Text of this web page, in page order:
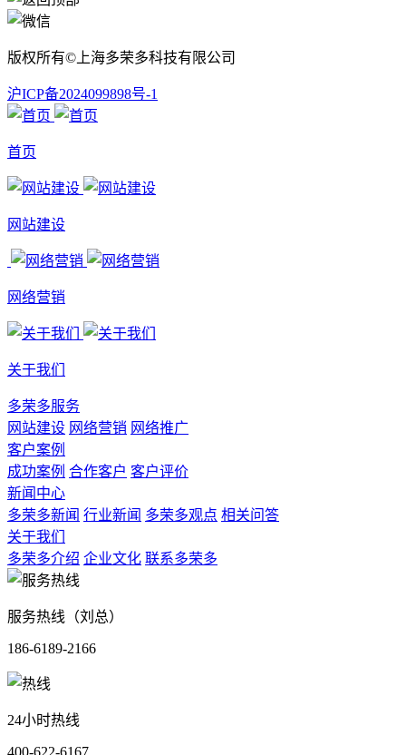
版权所有©上海多荣多科技有限公司
沪ICP备2024099898号-1
首页
网站建设
网络营销
关于我们
多荣多服务
网站建设 网络营销 网络推广
客户案例
成功案例 合作客户 客户评价
新闻中心
多荣多新闻 行业新闻 多荣多观点 相关问答
关于我们
多荣多介绍 企业文化 联系多荣多
服务热线（刘总）
186-6189-2166
24小时热线
400-622-6167